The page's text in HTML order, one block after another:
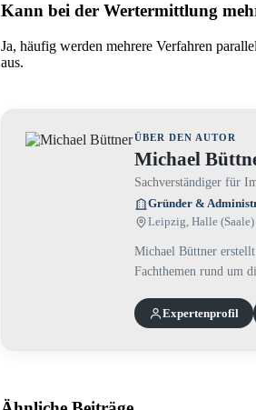
Kann bei der Wertermittlung
Ja, häufig werden mehrere Verfahren
aus.
ÜBER DEN AUTOR
Michael
Sachverständiger für
Gründer &
Leipzig, Halle
Michael Büttner
Fachthemen rund um
Experten­profil